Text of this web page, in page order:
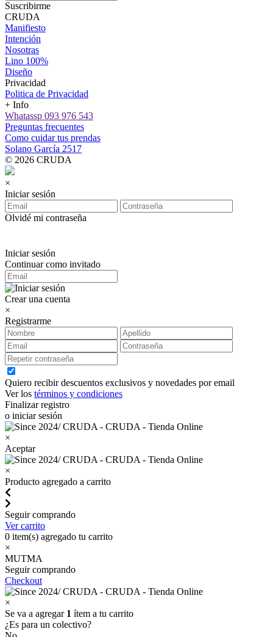
Suscribirme
CRUDA
Manifiesto
Intención
Nosotras
Lino 100%
Diseño
Privacidad
Politica de Privacidad
+ Info
Whatassp 093 976 543
Preguntas frecuentes
Como cuidar tus prendas
Solano García 2517
© 2026 CRUDA
×
Iniciar sesión
Olvidé mi contraseña
Iniciar sesión
Continuar como invitado
Crear una cuenta
×
Registrarme
Quiero recibir descuentos exclusivos y novedades por email
Ver los términos y condiciones
Finalizar registro
o iniciar sesión
×
Aceptar
×
Producto agregado a carrito
Seguir comprando
Ver carrito
0 item(s) agregado tu carrito
×
MUTMA
Seguir comprando
Checkout
×
Se va a agregar 1 ítem a tu carrito
¿Es para un colectivo?